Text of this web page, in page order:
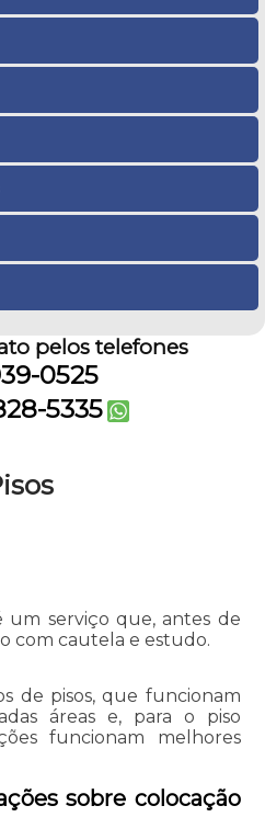
pelos telefones
0525
5335
um serviço que, antes de
com cautela e estudo.
de pisos, que funcionam
áreas e, para o piso
funcionam melhores
sobre colocação